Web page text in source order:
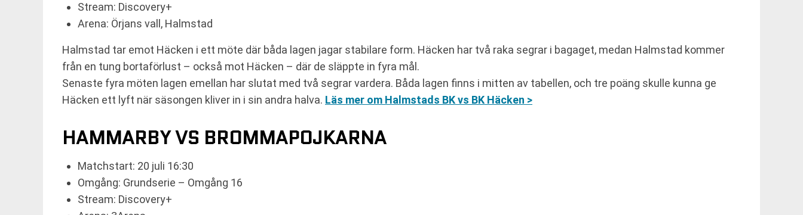
Stream: Discovery+
Arena: Örjans vall, Halmstad
Halmstad tar emot Häcken i ett möte där båda lagen jagar stabilare form. Häcken har två raka segrar i bagaget, medan Halmstad kommer
från en tung bortaförlust – också mot Häcken – där de släppte in fyra mål.
Senaste fyra möten lagen emellan har slutat med två segrar vardera. Båda lagen finns i mitten av tabellen, och tre poäng skulle kunna ge
Häcken ett lyft när säsongen kliver in i sin andra halva. Läs mer om Halmstads BK vs BK Häcken >
HAMMARBY VS BROMMAPOJKARNA
Matchstart: 20 juli 16:30
Omgång: Grundserie – Omgång 16
Stream: Discovery+